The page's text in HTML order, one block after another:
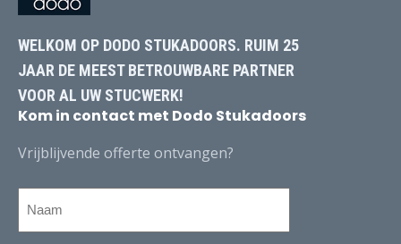
WELKOM OP DODO STUKADOORS. RUIM 25
JAAR DE MEEST BETROUWBARE PARTNER
VOOR AL UW STUCWERK!
Kom in contact met Dodo Stukadoors
Vrijblijvende offerte ontvangen?